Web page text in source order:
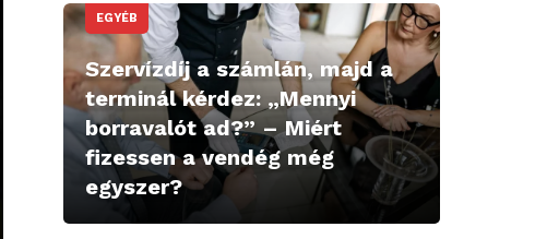
EGYÉB
Szervízdíj a számlán, majd a
terminál kérdez: „Mennyi
borravalót ad?” – Miért
fizessen a vendég még
egyszer?